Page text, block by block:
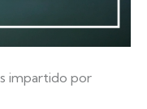
impartido por